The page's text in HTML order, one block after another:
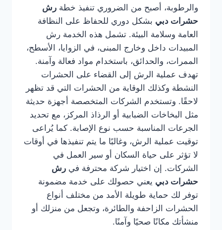
والرطوبة، أصبح من الضروري تنفيذ خطة رش
حشرات دبي بشكل دوري للحفاظ على النظافة
العامة وسلامة البيئة. تشمل هذه الخدمة رش
المبيدات داخل وخارج المبنى، في الزوايا، الأسطح،
الممرات، والحدائق، باستخدام مواد فعالة وآمنة.
تهدف عملية الرش إلى القضاء على الحشرات
النشطة وكذلك الوقاية من الحشرات التي قد تظهر
لاحقًا. وتستخدم الشركات المتخصصة أجهزة حديثة
مثل البخاخات الضبابية أو الرذاذ المركز، مع تحديد
الجرعات المناسبة حسب نوع الإصابة. كما يُراعى
توقيت عملية الرش، وغالبًا ما يتم تنفيذها في أوقات
لا تؤثر على حياة السكان أو سير العمل في
الشركات. إن اختيار شركة محترفة في رش
حشرات دبي يعني حصولك على خدمة مضمونة
توفر لك حماية طويلة الأمد من مختلف أنواع
الحشرات الزاحفة والطائرة، وتجعل من منزلك أو
منشأتك مكانًا صحيًا وآمنًا.